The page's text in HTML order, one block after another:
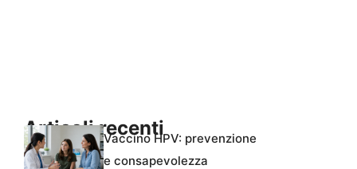
Articoli recentiVaccino HPV: prevenzione
e consapevolezza